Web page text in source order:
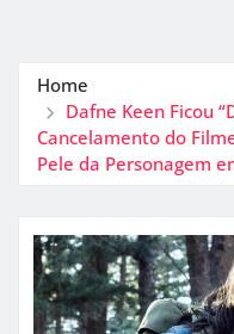
Home
Dafne Keen Ficou
Cancelamento do
Pele da Personagem